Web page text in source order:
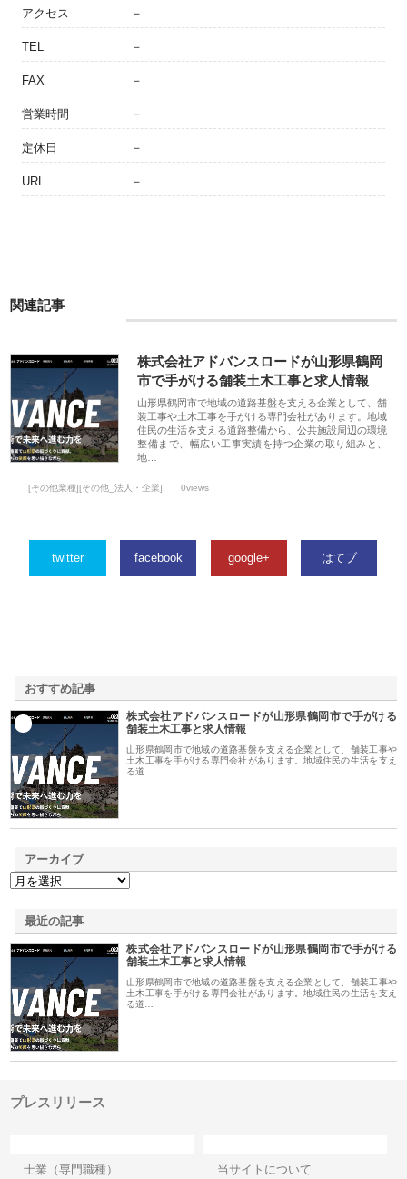
アクセス －
TEL －
FAX －
営業時間 －
定休日 －
URL －
関連記事
株式会社アドバンスロードが山形県鶴岡
市で手がける舗装土木工事と求人情報
山形県鶴岡市で地域の道路基盤を支える企業として、舗
装工事や土木工事を手がける専門会社があります。地域
住民の生活を支える道路整備から、公共施設周辺の環境
整備まで、幅広い工事実績を持つ企業の取り組みと、
地…
[その他業種][その他_法人・企業] 0views
twitter facebook google+ はてブ
おすすめ記事
株式会社アドバンスロードが山形県鶴岡市で手がける
舗装土木工事と求人情報
山形県鶴岡市で地域の道路基盤を支える企業として、舗装工事や
土木工事を手がける専門会社があります。地域住民の生活を支え
る道…
アーカイブ
最近の記事
株式会社アドバンスロードが山形県鶴岡市で手がける
舗装土木工事と求人情報
山形県鶴岡市で地域の道路基盤を支える企業として、舗装工事や
土木工事を手がける専門会社があります。地域住民の生活を支え
る道…
プレスリリース
士業（専門職種）
当サイトについて